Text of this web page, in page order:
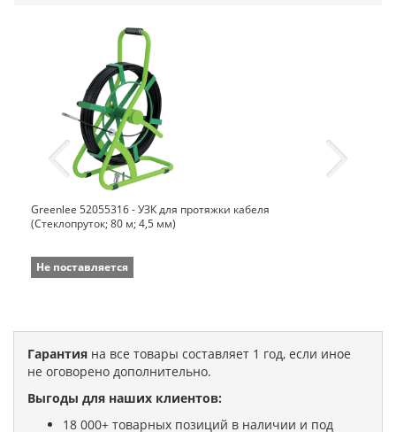
Greenlee 52055316 - УЗК для протяжки кабеля
(Стеклопруток; 80 м; 4,5 мм)
Не поставляется
Гарантия на все товары составляет 1 год, если иное
не оговорено дополнительно.
Выгоды для наших клиентов:
18 000+ товарных позиций в наличии и под